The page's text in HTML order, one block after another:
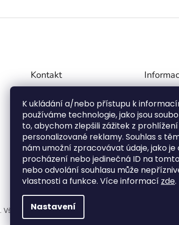
K ukládání a/nebo přístupu k
používáme technologie, jako jsou
to, abychom zlepšili zážitek z
personalizované reklamy. Souhlas s
nám umožní zpracovávat údaje, jako
procházení nebo jedinečná ID na
nebo odvolání souhlasu může
vlastnosti a funkce. Více informací zde.
Nastavení
Kontakt
775407757
720991571
Střešní stany na Face
booku!
outdoor_van.cz/
Zásady
O NÁS
FAQ -
Kontakty
. Všechna práva vyhrazena.